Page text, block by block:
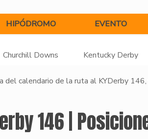
HIPÓDROMO EVENTO
Churchill Downs Kentucky Derby
del calendario de la ruta al KYDerby
146 |